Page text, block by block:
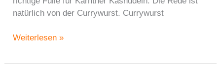
natürlich von der Currywurst. Currywurst
Weltreise:
–
Weiterlesen »